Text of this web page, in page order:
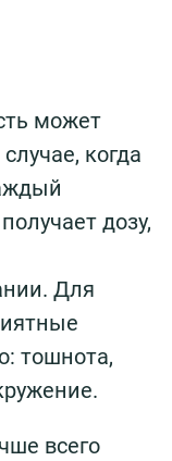
может
когда
дозу,
Для
тошнота,
всего